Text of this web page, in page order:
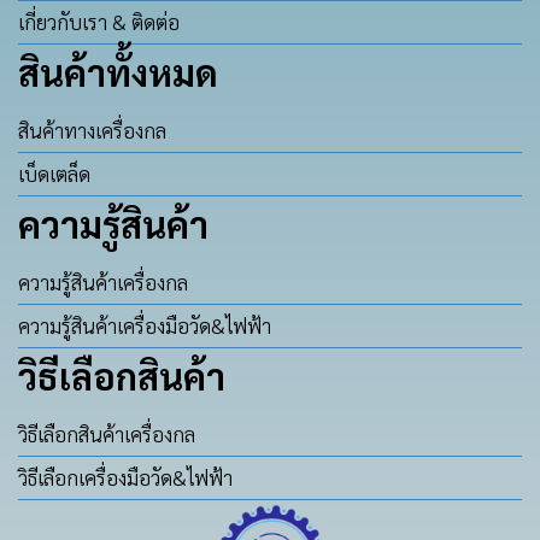
เกี่ยวกับเรา & ติดต่อ
สินค้าทั้งหมด
สินค้าทางเครื่องกล
เบ็ดเตล็ด
ความรู้สินค้า
ความรู้สินค้าเครื่องกล
ความรู้สินค้าเครื่องมือวัด&ไฟฟ้า
วิธีเลือกสินค้า
วิธีเลือกสินค้าเครื่องกล
วิธีเลือกเครื่องมือวัด&ไฟฟ้า